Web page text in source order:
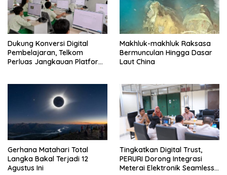
Dukung Konversi Digital
Pembelajaran, Telkom
Perluas Jangkauan Platform
Makhluk-makhluk Raksasa
Bermunculan Hingga Dasar
Laut China
Gerhana Matahari Total
Langka Bakal Terjadi 12
Agustus Ini
Tingkatkan Digital Trust,
PERURI Dorong Integrasi
Meterai Elektronik Seamless